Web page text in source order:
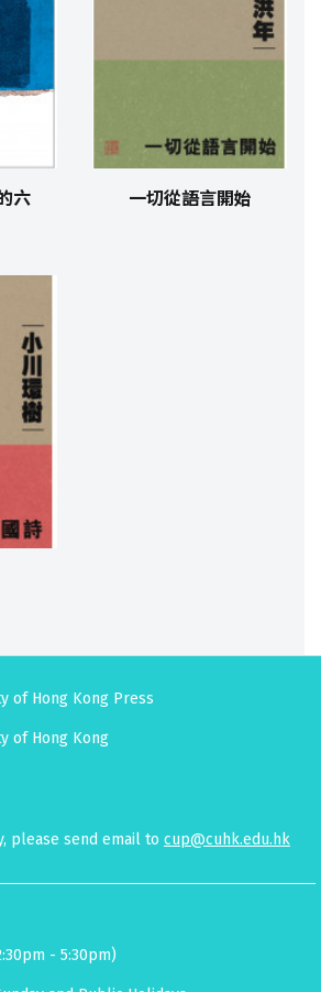
六
一切從語言開始
of Hong Kong Press
of Hong Kong
please send email to cup@cuhk.edu.hk
- 5:30pm)